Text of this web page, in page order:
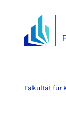
Fakultät für